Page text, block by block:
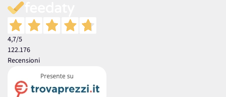
4,7/5
122.176
Recensioni